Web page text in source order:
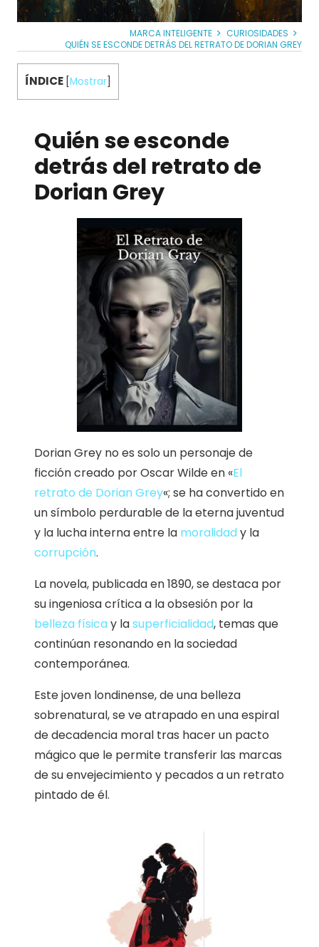
MARCA INTELIGENTE
CURIOSIDADES
QUIÉN SE ESCONDE DETRÁS DEL RETRATO DE DORIAN GREY
ÍNDICE Mostrar
Quién se esconde
detrás del retrato de
Dorian Grey
Dorian Grey no es solo un personaje de
ficción creado por Oscar Wilde en «El
retrato de Dorian Grey«; se ha convertido en
un símbolo perdurable de la eterna juventud
y la lucha interna entre la moralidad y la
corrupción.
La novela, publicada en 1890, se destaca por
su ingeniosa crítica a la obsesión por la
belleza física y lasuperficialidad, temas que
continúan resonando en la sociedad
contemporánea.
Este joven londinense, de una belleza
sobrenatural, se ve atrapado en una espiral
de decadencia moral tras hacer un pacto
mágico que le permite transferir las marcas
de su envejecimiento y pecados a un retrato
pintado de él.